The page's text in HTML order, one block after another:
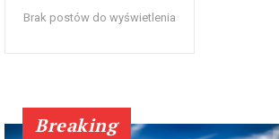
Brak postów do wyświetlenia
Breaking